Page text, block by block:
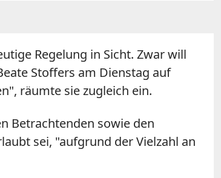
Regelung in Sicht. Zwar will
Stoffers am Dienstag auf
räumte sie zugleich ein.
Betrachtenden sowie den
sei, "aufgrund der Vielzahl an